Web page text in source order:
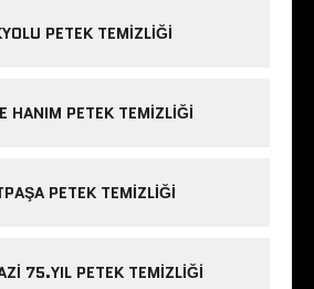
PETEK TEMIZLIĞI
HANIM PETEK TEMIZLIĞI
PETEK TEMIZLIĞI
75.YIL PETEK TEMIZLIĞI